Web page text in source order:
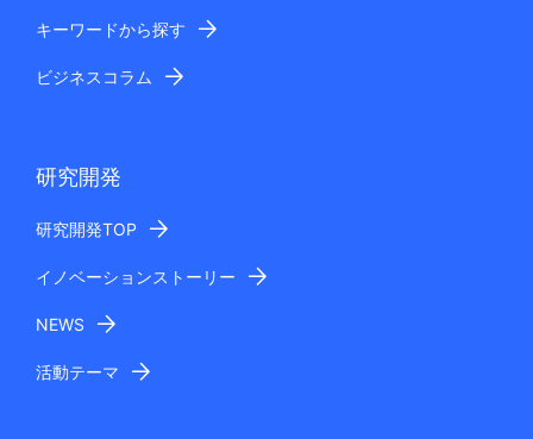
キーワードから探す
ビジネスコラム
研究開発
研究開発TOP
イノベーションストーリー
NEWS
活動テーマ